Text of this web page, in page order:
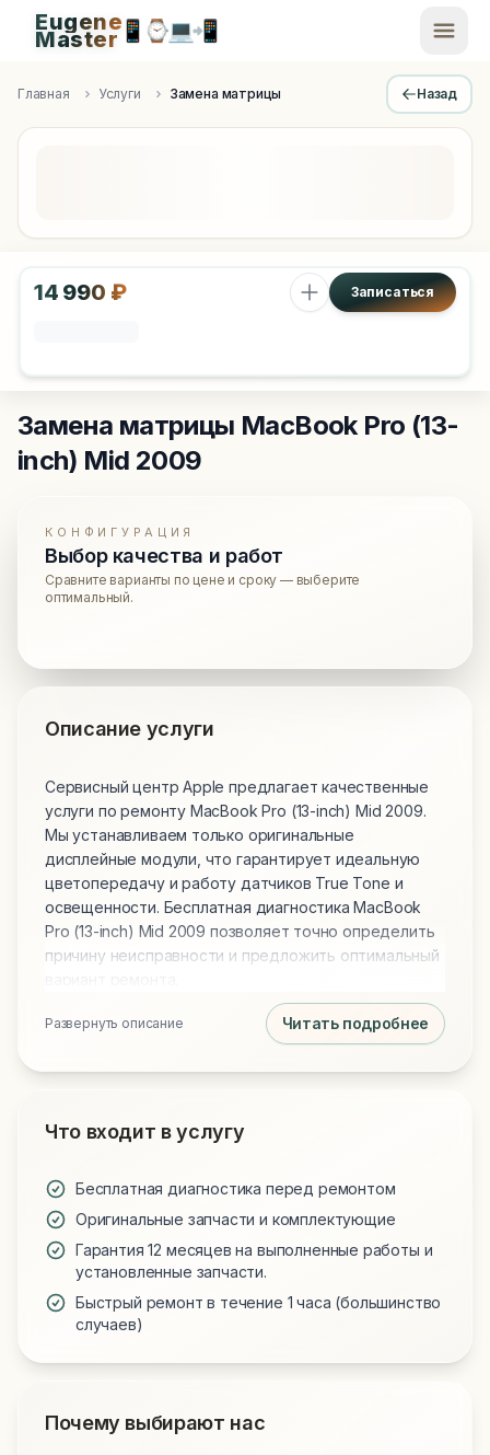
Apple Diagnostics & Engineering Authority in Saint
Eugene
Master📱 ⌚💻📲
Главная Услуги Замена матрицы Назад
14 990 ₽ Записаться
Замена матрицы MacBook Pro (13-
inch) Mid 2009
КОНФИГУРАЦИЯ
Выбор качества и работ
Сравните варианты по цене и сроку — выберите
оптимальный.
Описание услуги
Сервисный центр Apple предлагает качественные
услуги по ремонту MacBook Pro (13-inch) Mid 2009.
Мы устанавливаем только оригинальные
дисплейные модули, что гарантирует идеальную
цветопередачу и работу датчиков True Tone и
освещенности. Бесплатная диагностика MacBook
Pro (13-inch) Mid 2009 позволяет точно определить
причину неисправности и предложить оптимальный
Развернуть описание Читать подробнее
Что входит в услугу
Бесплатная диагностика перед ремонтом
Оригинальные запчасти и комплектующие
Гарантия 12 месяцев на выполненные работы и
установленные запчасти.
Быстрый ремонт в течение 1 часа (большинство
случаев)
Почему выбирают нас